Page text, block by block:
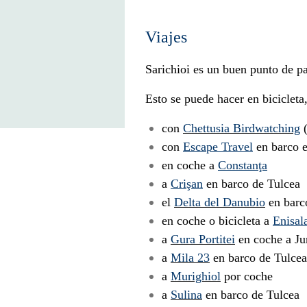
Sarichioi es un buen punto de
Esto se puede hacer en
con Chettusia Birdwatching
con Escape Travel en barco
en coche a Constanţa
a Crişan en barco de Tulcea
el Delta del Danubio en
en coche o bicicleta a
a Gura Portitei en coche a
a Mila 23 en barco de Tulcea
a Murighiol por coche
a Sulina en barco de Tulcea